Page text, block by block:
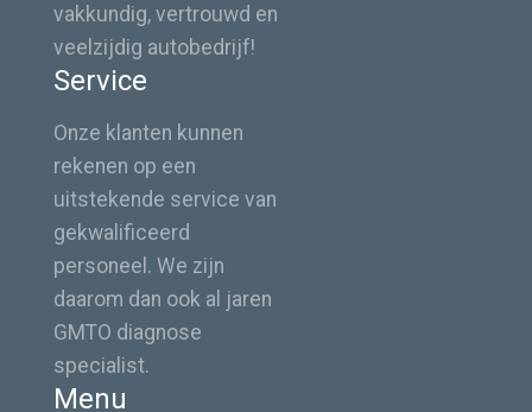
vakkundig, vertrouwd en
veelzijdig autobedrijf!
Service
Onze klanten kunnen
rekenen op een
uitstekende service van
gekwalificeerd
personeel. We zijn
daarom dan ook al jaren
GMTO diagnose
specialist.
Menu